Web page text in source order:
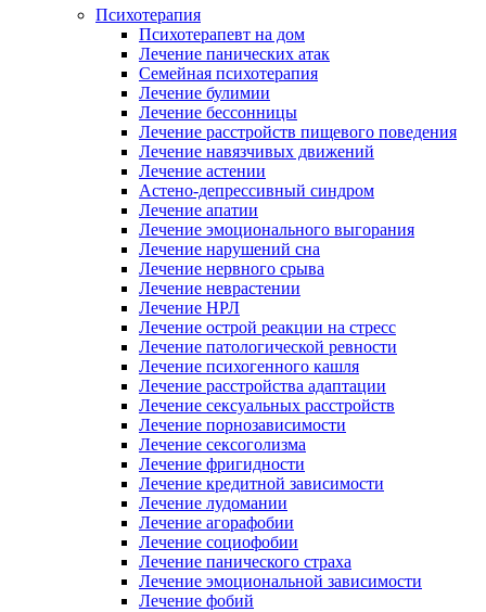
Психотерапия
Психотерапевт на дом
Лечение панических атак
Семейная психотерапия
Лечение булимии
Лечение бессонницы
Лечение расстройств пищевого поведения
Лечение навязчивых движений
Лечение астении
Астено-депрессивный синдром
Лечение апатии
Лечение эмоционального выгорания
Лечение нарушений сна
Лечение нервного срыва
Лечение неврастении
Лечение НРЛ
Лечение острой реакции на стресс
Лечение патологической ревности
Лечение психогенного кашля
Лечение расстройства адаптации
Лечение сексуальных расстройств
Лечение порнозависимости
Лечение сексоголизма
Лечение фригидности
Лечение кредитной зависимости
Лечение лудомании
Лечение агорафобии
Лечение социофобии
Лечение панического страха
Лечение эмоциональной зависимости
Лечение фобий